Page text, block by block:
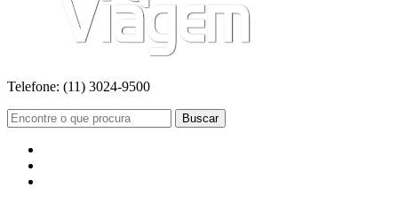
Telefone: (11) 3024-9500
Buscar